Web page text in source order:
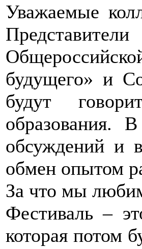
Уважаемые
будущего» и
будут
образования.
обсуждений и
обмен опытом
За что мы
Фестиваль –
которая потом